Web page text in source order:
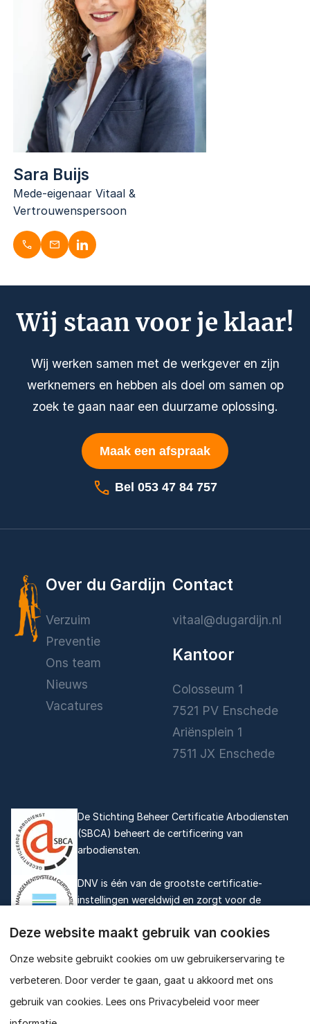
Sara Buijs
Mede-eigenaar Vitaal &
Vertrouwenspersoon
Wij staan voor je klaar!
Wij werken samen met de werkgever en zijn
werknemers en hebben als doel om samen op
zoek te gaan naar een duurzame oplossing.
Maak een afspraak
Bel 053 47 84 757
Over du Gardijn
Verzuim
Preventie
Ons team
Nieuws
Vacatures
Contact
vitaal@dugardijn.nl
Kantoor
Colosseum 1
7521 PV Enschede
Ariënsplein 1
7511 JX Enschede
De Stichting Beheer Certificatie Arbodiensten
(SBCA) beheert de certificering van
arbodiensten.
DNV is één van de grootste certificatie-
instellingen wereldwijd en zorgt voor de
2026
duGardijn
Klachtenreglement
Privacy Statement
KAM Beleid
Deze website maakt gebruik van cookies
Onze website gebruikt cookies om uw gebruikerservaring te
verbeteren. Door verder te gaan, gaat u akkoord met ons
gebruik van cookies. Lees ons Privacybeleid voor meer